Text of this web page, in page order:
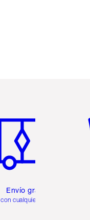
Envío gratuito
con cualquier pedido